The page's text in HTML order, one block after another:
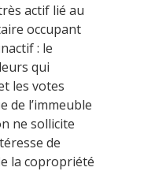
actif lié au
occupant
: le
qui
les votes
de l’immeuble
ne sollicite
de
la copropriété